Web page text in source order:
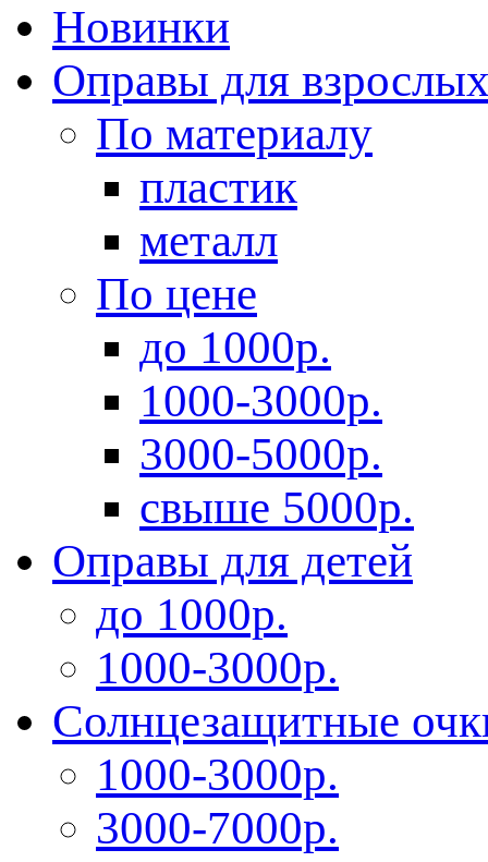
Новинки
Оправы для
По материалу
пластик
металл
По цене
до 1000р.
1000-3000р.
3000-5000р.
свыше 5000р.
Оправы для детей
до 1000р.
1000-3000р.
Солнцезащитные
1000-3000р.
3000-7000р.